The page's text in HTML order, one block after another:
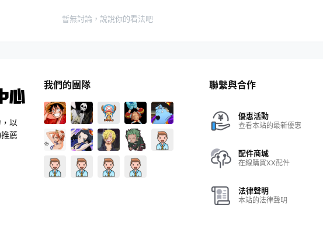
暫無討論，說說你的看法吧
以
薦
我們的團隊 聯繫與合作
優惠活動
查看本站的最新優惠
配件商城
在線購買XX配件
法律聲明
本站的法律聲明